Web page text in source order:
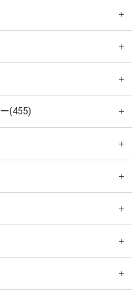
＋
＋
＋
(455) ＋
＋
＋
＋
＋
＋